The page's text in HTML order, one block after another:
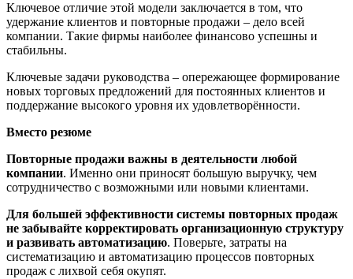
Ключевое отличие этой модели заключается в том, что
удержание клиентов и повторные продажи – дело всей
компании. Такие фирмы наиболее финансово успешны и
стабильны.
Ключевые задачи руководства – опережающее формирование
новых торговых предложений для постоянных клиентов и
поддержание высокого уровня их удовлетворённости.
Вместо резюме
Повторные продажи важны в деятельности любой
компании. Именно они приносят большую выручку, чем
сотрудничество с возможными или новыми клиентами.
Для большей эффективности системы повторных продаж
не забывайте корректировать организационную структуру
и развивать автоматизацию. Поверьте, затраты на
систематизацию и автоматизацию процессов повторных
продаж с лихвой себя окупят.